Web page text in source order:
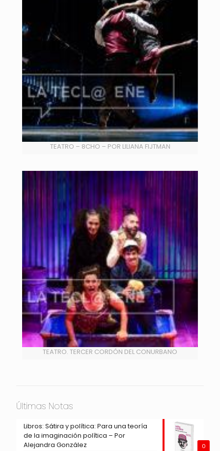
TEATRO – 8CHO – POR LILIANA FIJTMAN
TEATRO. TERCER CORDÓN DEL CONURBANO
Últimas Notas
0
Libros: Sátira y política: Para una teoría
de la imaginación política – Por
Alejandra González